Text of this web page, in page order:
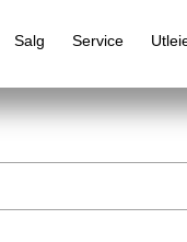
Salg Service